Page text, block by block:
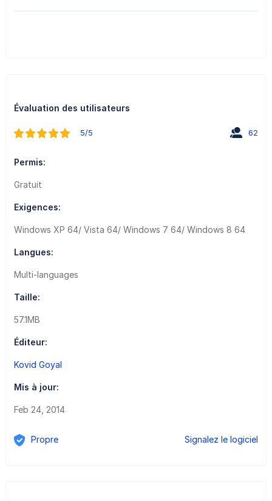
Évaluation des utilisateurs
5/5 62
Permis:
Gratuit
Exigences:
Windows XP 64/ Vista 64/ Windows 7 64/ Windows 8 64
Langues:
Multi-languages
Taille:
57.1MB
Éditeur:
Kovid Goyal
Mis à jour:
Feb 24, 2014
Propre Signalez le logiciel